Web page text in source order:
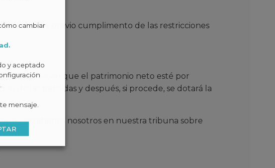
los socios previo cumplimento de las restricciones
hacen que el patrimonio neto esté por
de las pérdidas y después, si procede, se dotará la
que ya tratamos nosotros en nuestra tribuna sobre
cambiar
y aceptado
mensaje.